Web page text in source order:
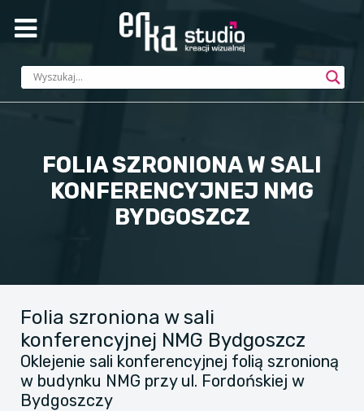
FOLIA SZRONIONA W SALI
KONFERENCYJNEJ NMG
BYDGOSZCZ
Folia szroniona w sali
konferencyjnej NMG Bydgoszcz
Oklejenie sali konferencyjnej folią szronioną
w budynku NMG przy ul. Fordońskiej w
Bydgoszczy